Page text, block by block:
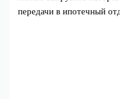
передачи в ипотечный